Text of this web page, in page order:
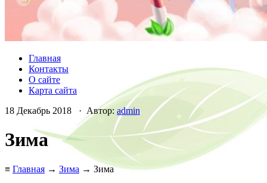
Главная
Контакты
О сайте
Карта сайта
18 Декабрь 2018 · Автор: admin
Зима
≡ Главная → Зима → Зима